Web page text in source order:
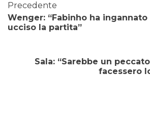
Precedente
Wenger: “Fabinho ha ingannato
ucciso la partita”
Sala: “Sarebbe un
facessero